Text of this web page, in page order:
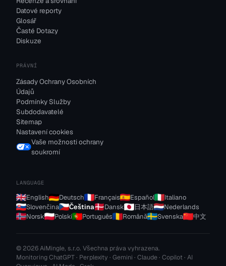
Datové reporty
Glosář
Časté Dotazy
Diskuze
PRÁVNÍ
Zásady Ochrany Osobních
Údajů
Podmínky Služby
Subdodavatelé
Sitemap
Nastavení cookies
Vaše možnosti ochrany
soukromí
LANGUAGE
English Deutsch Français Español
Italiano
Slovenčina
Čeština Dansk 日本語
Nederlands
Norsk
Polski Português Română Svenska 中文
© 2026 AiMingle, s.r.o. Všechna práva vyhrazena.
Monitoring ChatGPT · Perplexity · Gemini · Claude · Copilot · AI